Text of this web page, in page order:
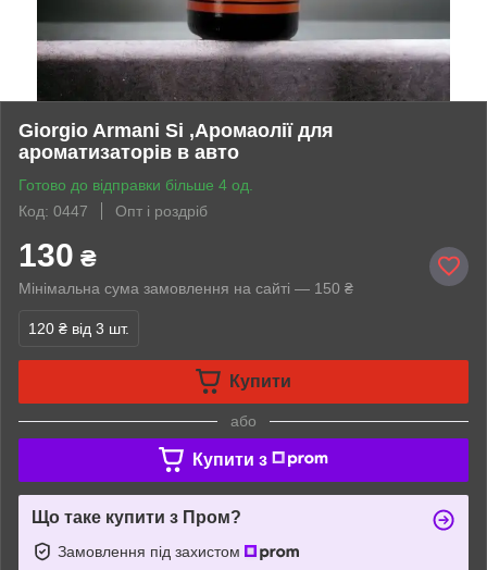
Giorgio Armani Si ,Аромаолії для
ароматизаторів в авто
Готово до відправки більше 4 од.
Код: 0447
Опт і роздріб
130 ₴
Мінімальна сума замовлення на сайті — 150 ₴
120 ₴ від 3 шт.
Купити
або
Купити з
Що таке купити з Пром?
Замовлення під захистом